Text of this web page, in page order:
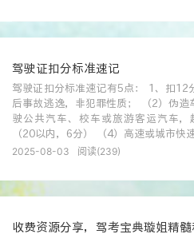
驾驶证扣分标准速记
驾驶证扣分标准速记有5点： 1、扣12
后事故逃逸，非犯罪性质； （2）伪
驶公共汽车、校车或旅游客运汽车，
（20以内，6分） （4）高速或城市快速
2025-08-03 阅读(239)
收费资源分享，驾考宝典璇姐精